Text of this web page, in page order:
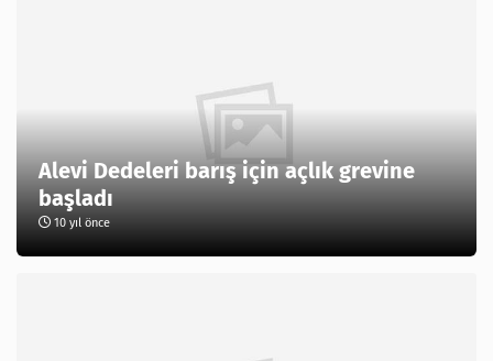
Alevi Dedeleri barış için açlık grevine
başladı
10 yıl önce